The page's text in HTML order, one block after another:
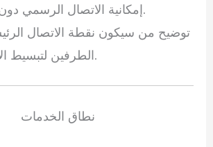
إمكانية الاتصال الرسمي دون غموض.
توضيح من سيكون نقطة الاتصال
الطرفين لتبسيط الاتصالات.
نطاق الخدمات